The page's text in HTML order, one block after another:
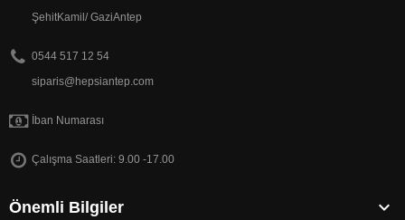
ŞehitKamil/ GaziAntep
0544 517 12 54
siparis@hepsiantep.com
İban Numarası
Çalışma Saatleri: 9.00 -17.00
Önemli Bilgiler 